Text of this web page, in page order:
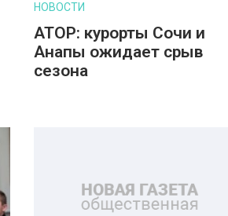
НОВОСТИ
АТОР: курорты Сочи и
Анапы ожидает срыв
сезона